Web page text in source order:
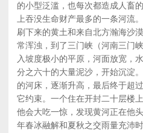
的小型泛滥，也每次都造成人畜
上吞没生命财产最多的一条河流
刷下来的黄土和来自北方瀚海沙
常浑浊，到了三门峡（河南三门
入坡度极小的平原，河面放宽，
分之六十的大量泥沙，开始沉淀
的河床，逐渐升高，最后终于超
它约束。一个住在开封二十层楼
他会大吃一惊，发现黄河正在他
年春冰融解和夏秋之交雨量充沛